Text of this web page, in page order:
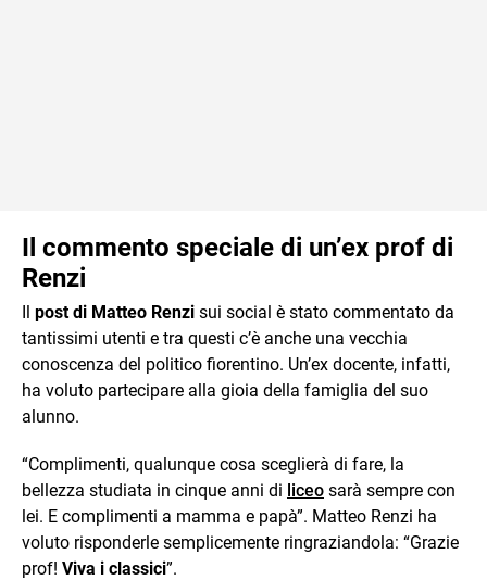
Il commento speciale di un’ex prof di
Renzi
Il post di Matteo Renzi sui social è stato commentato da
tantissimi utenti e tra questi c’è anche una vecchia
conoscenza del politico fiorentino. Un’ex docente, infatti,
ha voluto partecipare alla gioia della famiglia del suo
alunno.
“Complimenti, qualunque cosa sceglierà di fare, la
bellezza studiata in cinque anni di liceo sarà sempre con
lei. E complimenti a mamma e papà”. Matteo Renzi ha
voluto risponderle semplicemente ringraziandola: “Grazie
prof! Viva i classici”.